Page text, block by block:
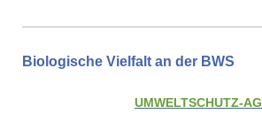
Biologische Vielfalt an der BWS
UMWELTSCHUTZ-AG